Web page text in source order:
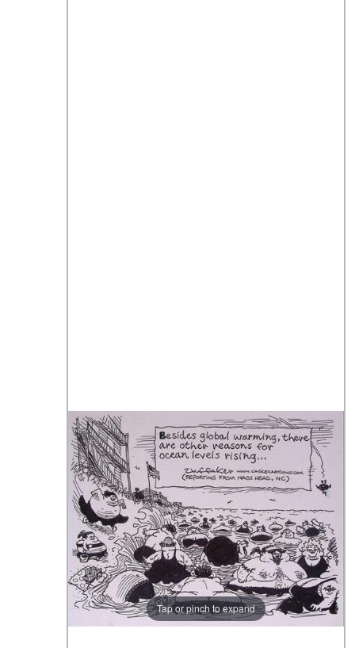
Tap or pinch to expand